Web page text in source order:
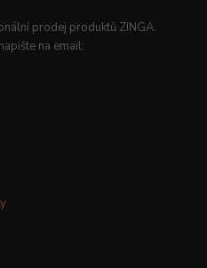
prodej produktů ZINGA.
na email: